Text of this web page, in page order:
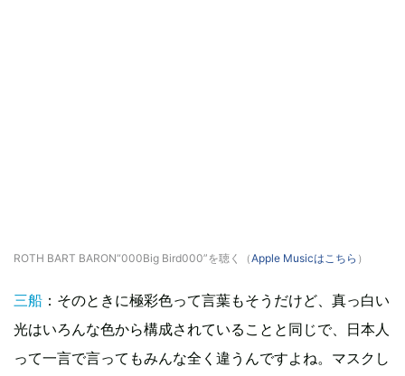
ROTH BART BARON“000Big Bird000”を聴く（Apple Musicはこちら ）
三船 ：そのときに極彩色って言葉もそうだけど、真っ白い
光はいろんな色から構成されていることと同じで、日本人
って一言で言ってもみんな全く違うんですよね。マスクし